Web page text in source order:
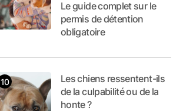
Le guide complet sur le
permis de détention
obligatoire
Les chiens ressentent-ils
de la culpabilité ou de la
honte ?